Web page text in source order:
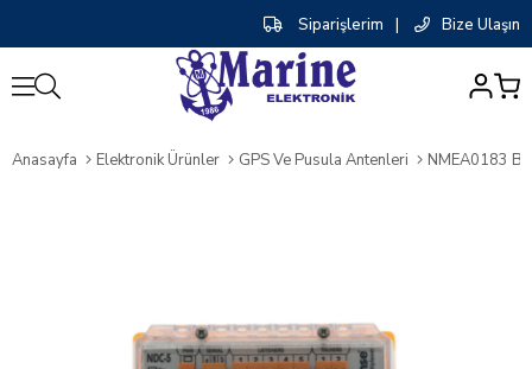
Siparişlerim | Bize Ulaşın
Anasayfa Elektronik Ürünler GPS Ve Pusula Antenleri NMEA0183